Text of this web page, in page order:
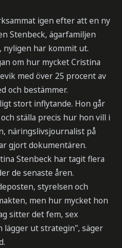
igen efter att en ny
Stenbeck, ägarfamiljen
nyligen har kommit ut.
om hur mycket Cristina
med över 25 procent av
och bestämmer.
stort inflytande. Hon går
ställa precis hur hon vill i
näringslivsjournalist på
gjort dokumentären.
Stenbeck har tagit flera
de senaste åren.
styrelsen och
men hur mycket hon
sitter det fem, sex
lägger ut strategin", säger